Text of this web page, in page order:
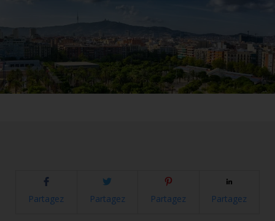
Partagez Partagez Partagez Partagez